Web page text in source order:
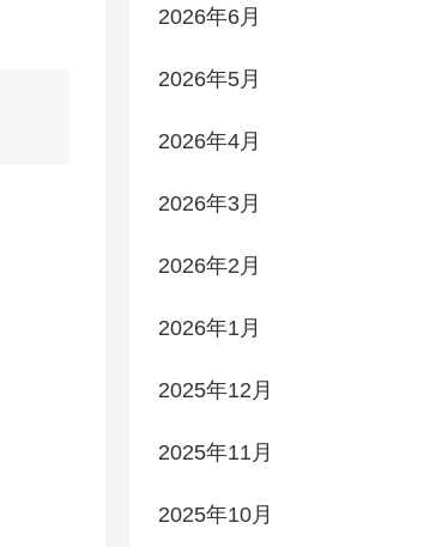
2026年6月
2026年5月
2026年4月
2026年3月
2026年2月
2026年1月
2025年12月
2025年11月
2025年10月